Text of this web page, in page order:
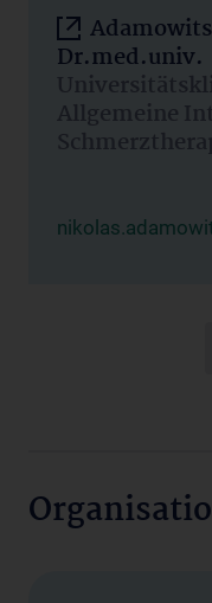
Dr.med.univ.
Allgemeine